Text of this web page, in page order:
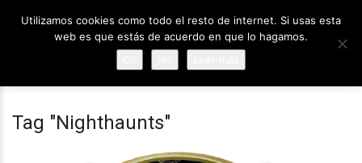
Tag "Nighthaunts"
Utilizamos cookies como todo el resto de internet. Si usas esta
web es que estás de acuerdo en que lo hagamos.